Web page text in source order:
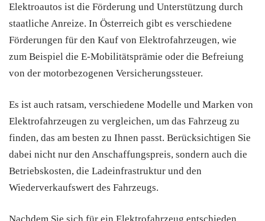
Elektroautos ist die Förderung und Unterstützung durch
staatliche Anreize. In Österreich gibt es verschiedene
Förderungen für den Kauf von Elektrofahrzeugen, wie
zum Beispiel die E-Mobilitätsprämie oder die Befreiung
von der motorbezogenen Versicherungssteuer.
Es ist auch ratsam, verschiedene Modelle und Marken von
Elektrofahrzeugen zu vergleichen, um das Fahrzeug zu
finden, das am besten zu Ihnen passt. Berücksichtigen Sie
dabei nicht nur den Anschaffungspreis, sondern auch die
Betriebskosten, die Ladeinfrastruktur und den
Wiederverkaufswert des Fahrzeugs.